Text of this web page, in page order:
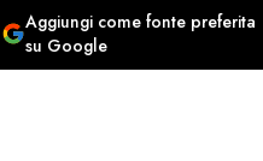
Aggiungi come fonte preferita
su Google